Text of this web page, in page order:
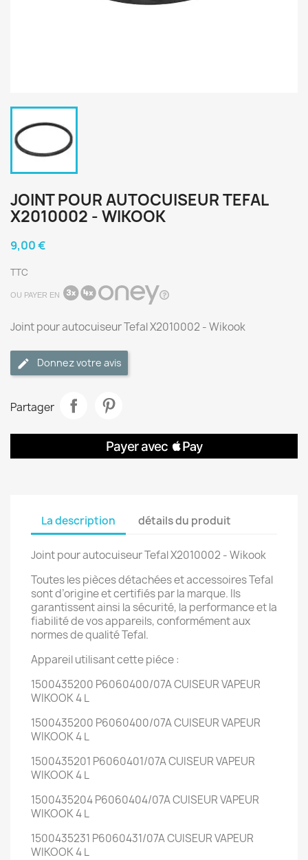
JOINT POUR AUTOCUISEUR TEFAL
X2010002 - WIKOOK
9,00 €
TTC
OU PAYER EN
Joint pour autocuiseur Tefal X2010002 - Wikook
Donnez votre avis
Partager
La description détails du produit
Joint pour autocuiseur Tefal X2010002 - Wikook
Toutes les pièces détachées et accessoires Tefal
sont d’origine et certifiés par la marque. Ils
garantissent ainsi la sécurité, la performance et la
fiabilité de vos appareils, conformément aux
normes de qualité Tefal.
Appareil utilisant cette piéce :
1500435200 P6060400/07A CUISEUR VAPEUR
WIKOOK 4 L
1500435200 P6060400/07A CUISEUR VAPEUR
WIKOOK 4 L
1500435201 P6060401/07A CUISEUR VAPEUR
WIKOOK 4 L
1500435204 P6060404/07A CUISEUR VAPEUR
WIKOOK 4 L
1500435231 P6060431/07A CUISEUR VAPEUR
WIKOOK 4 L